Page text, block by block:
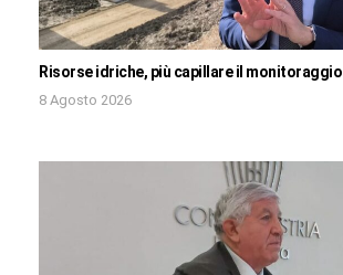
Risorse idriche, più capillare il monitoraggio
8 Agosto 2026